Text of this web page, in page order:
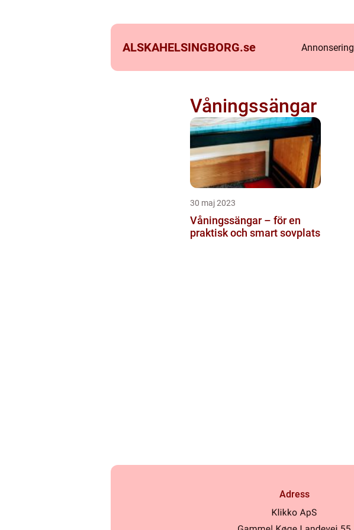
ALSKAHELSINGBORG.se Annonsering
Våningssängar
30 maj 2023
Våningssängar – för en
praktisk och smart sovplats
Adress